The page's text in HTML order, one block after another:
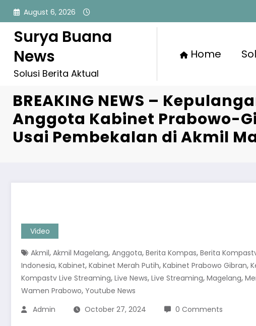
Skip
content
August 6, 2026
Surya Buana
News
Solusi Berita Aktual
Home
BREAKING NEWS –
Anggota Kabinet Prabowo-
Usai Pembekalan di Akmil
Video
Akmil, Akmil Magelang, Anggota, Berita Kompas, Berita
Indonesia, Kabinet, Kabinet Merah Putih, Kabinet Prabowo Gibran,
Kompastv Live Streaming, Live News, Live Streaming, Magelang,
Wamen Prabowo, Youtube News
Admin
October 27, 2024 0 Comments